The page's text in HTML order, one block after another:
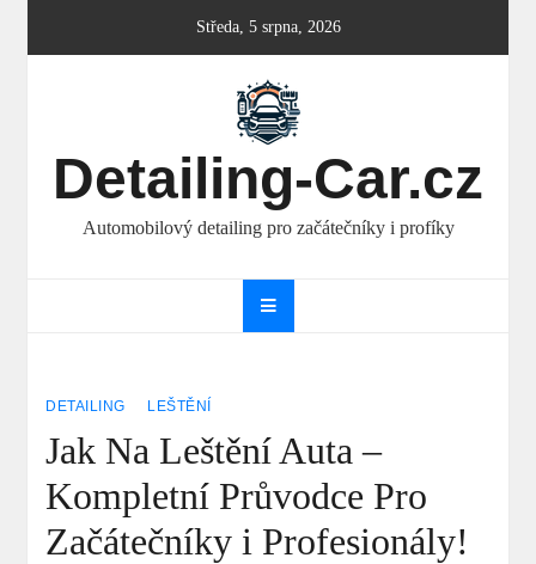
Středa, 5 srpna, 2026
Detailing-Car.cz
Automobilový detailing pro začátečníky i profíky
DETAILING LEŠTĚNÍ
Jak Na Leštění Auta –
Kompletní Průvodce Pro
Začátečníky i Profesionály!